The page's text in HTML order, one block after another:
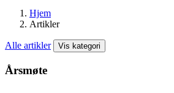
Hjem
Artikler
Alle artikler Vis kategori
Årsmøte